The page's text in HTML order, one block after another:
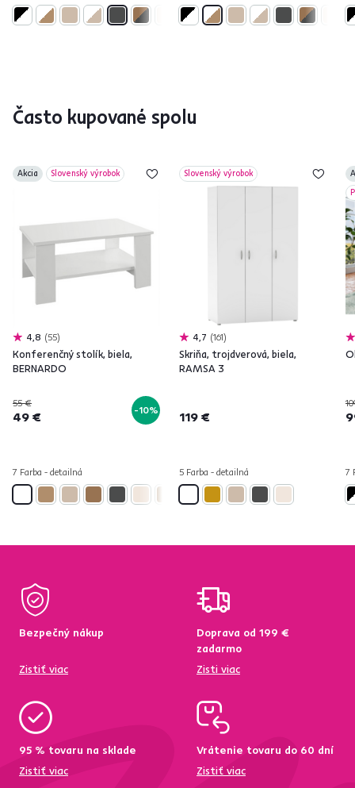
Často kupované spolu
Akcia Slovenský výrobok
4,8 55
Konferenčný stolík, biela,
BERNARDO
55 €
49 € -10%
7 Farba - detailná
Slovenský výrobok
4,7 161
Skriňa, trojdverová, biela,
RAMSA 3
119 €
5 Farba - detailná 7
Bezpečný nákup
Zistiť viac
Doprava od 199 €
zadarmo
Zisti viac
95 % tovaru na sklade
Zistiť viac
Vrátenie tovaru do 60 dní
Zistiť viac